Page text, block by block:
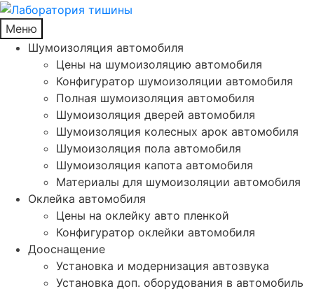
Меню
Шумоизоляция автомобиля
Цены на шумоизоляцию автомобиля
Конфигуратор шумоизоляции автомобиля
Полная шумоизоляция автомобиля
Шумоизоляция дверей автомобиля
Шумоизоляция колесных арок автомобиля
Шумоизоляция пола автомобиля
Шумоизоляция капота автомобиля
Материалы для шумоизоляции автомобиля
Оклейка автомобиля
Цены на оклейку авто пленкой
Конфигуратор оклейки автомобиля
Дооснащение
Установка и модернизация автозвука
Установка доп. оборудования в автомобиль